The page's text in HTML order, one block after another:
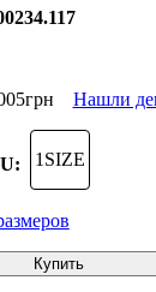
грн Нашли
1SIZE
Купить